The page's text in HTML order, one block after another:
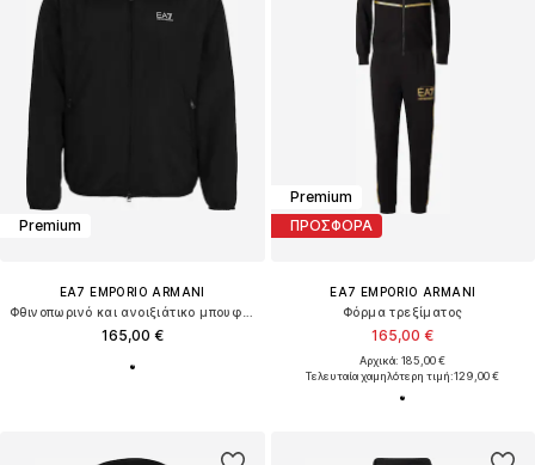
Premium
EA7 EMPORIO ARMANI
165,00 €
Premium
ΠΡΟΣΦΟΡΑ
EA7 EMPORIO ARMANI
Φόρμα τρεξίματος
165,00 €
Αρχικά: 185,00 €
Τελευταία χαμηλότερη τιμή:129,00 €